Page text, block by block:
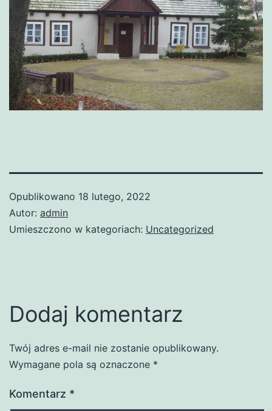
Opublikowano 18 lutego, 2022
Autor: admin
Umieszczono w kategoriach: Uncategorized
Dodaj komentarz
Twój adres e-mail nie zostanie opublikowany.
Wymagane pola są oznaczone *
Komentarz *